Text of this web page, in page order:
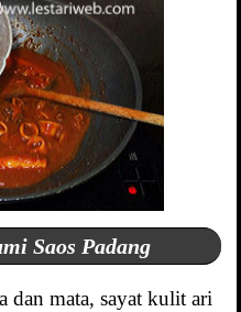
Saos Padang
dan mata, sayat kulit ari